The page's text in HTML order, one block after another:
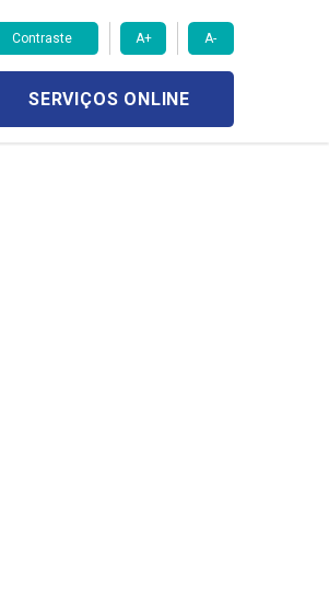
Contraste A+ A-
SERVIÇOS ONLINE